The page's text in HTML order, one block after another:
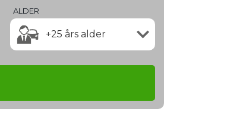
ALDER
+25 års alder